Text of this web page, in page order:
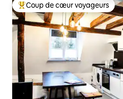
Coups de cœur voyageurs les
Coup de cœur voyageurs